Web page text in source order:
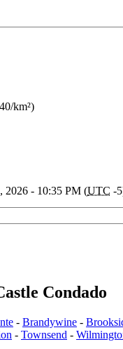
km²)
2026 - 10:35 PM (UTC -
Condado
- Brandywine -
- Townsend -